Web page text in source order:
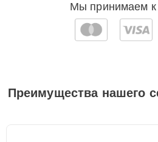
Мы принимаем к
Преимущества нашего